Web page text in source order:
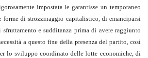
impostata le garantisse un temporaneo
forme di strozzinaggio capitalistico, di emanciparsi
e sudditanza prima di avere raggiunto
a questo fine della presenza del partito, così
lo sviluppo coordinato delle lotte economiche, di